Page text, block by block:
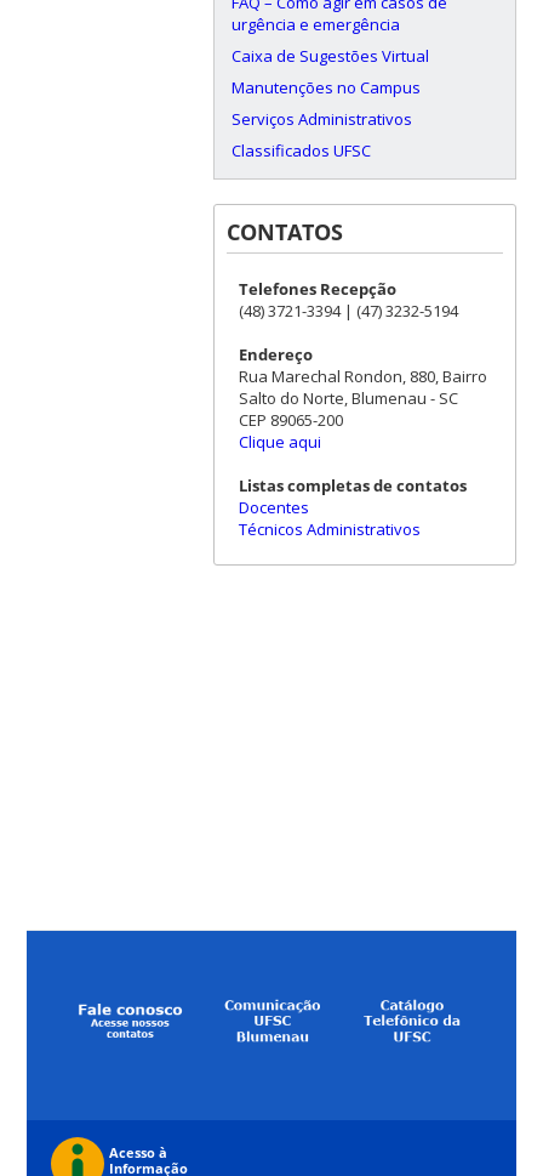
urgência e emergência
Caixa de Sugestões Virtual
Manutenções no Campus
Serviços Administrativos
Classificados UFSC
CONTATOS
Telefones Recepção
(48) 3721-3394 | (47) 3232-5194
Endereço
Rua Marechal Rondon, 880, Bairro
Salto do Norte, Blumenau - SC
CEP 89065-200
Clique aqui
Listas completas de contatos
Docentes
Técnicos Administrativos